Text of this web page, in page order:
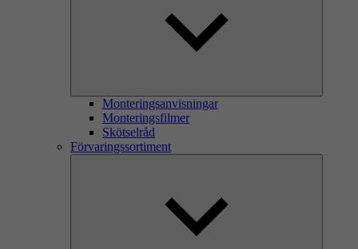
Monteringsanvisningar
Monteringsfilmer
Skötselråd
Förvaringssortiment